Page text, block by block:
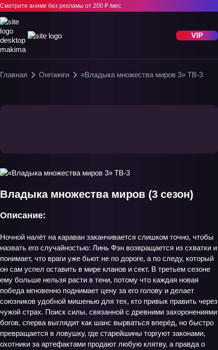
Смотрите аниме без рекламы от 200 ₽ /мес
VIP
Главная Онгоинги «Владыка множества миров 3» ТВ-3
Владыка множества миров (3 сезон)
Описание:
Ночной налёт на караван заканчивается слишком точно, чтобы
назвать его случайностью: Линь Фэн возвращается из схватки и
понимает, что враги уже бьют не по дороге, а по следу, который
он сам успел оставить в мире кланов и сект. В третьем сезоне
ему больше нельзя расти в тени, потому что каждая новая
победа мгновенно поднимает цену за его голову и делает
союзников удобной мишенью для тех, кто привык править через
чужой страх. Поиск силы, связанной с древними захоронениями
богов, сперва выглядит как шанс вырваться вперёд, но быстро
превращается в ловушку, где старейшины торгуют законами,
охотники за артефактами продают любую клятву, а правда о